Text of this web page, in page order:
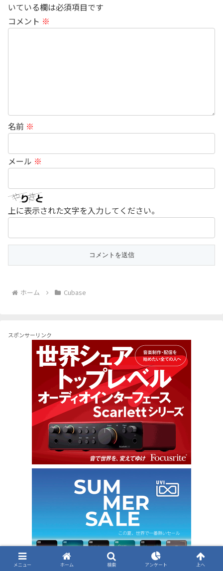
いている欄は必須項目です
コメント ※
名前 ※
メール ※
上に表示された文字を入力してください。
ホーム Cubase
スポンサーリンク
メニュー ホーム 検索 アンケート 上へ